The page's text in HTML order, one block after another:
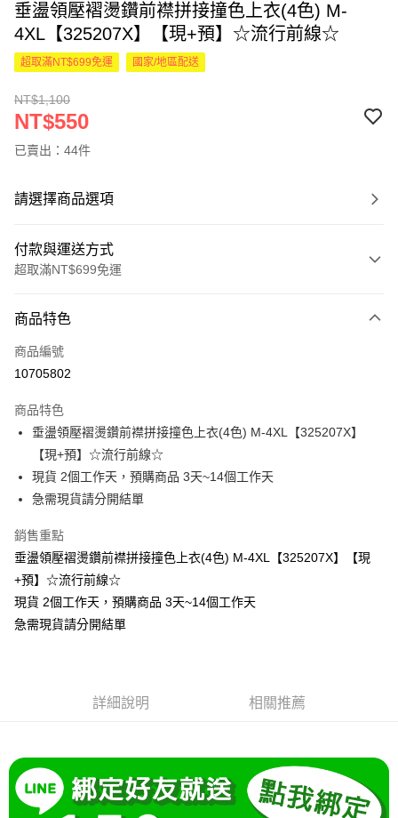
垂盪領壓褶燙鑽前襟拼接撞色上衣(4色) M-
4XL【325207X】【現+預】☆流行前線☆
超取滿NT$699免運 國家/地區配送
NT$1,100
NT$550
已賣出：44件
請選擇商品選項
付款與運送方式
超取滿NT$699免運
信用卡一次付款
超商取貨付款
Apple Pay
街口支付
悠遊付
Google Pay
全支付
大哥付你分期
2.付款方式選擇「大哥付你分期」，訂單成立後會自動跳轉到大哥付的交易
4.訂單成立30分鐘內，如未前往確認交易或遇審核未通過，訂單將自動取
消。如遇「轉專審核」未通過狀況，表示未達大哥付你分期系統評分，恕無
法說明評估內容。
【繳款方式說明】
１．簡單：不需註冊會員、不需綁卡、不需儲值。
２．便利：只要手機號碼，簡訊認證，即可結帳。
３．安心：先確認商品／服務後，再付款。
相關說明
「Hami Point」為中華電信所提供之點數服務，可於會員專區綁定中華電信
會員帳號後，即可在購物車使用 Hami Point 折抵消費金額 (1點等於1元)。
ATM付款
商品特色
商品編號
10705802
商品特色
垂盪領壓褶燙鑽前襟拼接撞色上衣(4色) M-4XL【325207X】
【現+預】☆流行前線☆
現貨 2個工作天，預購商品 3天~14個工作天
急需現貨請分開結單
銷售重點
垂盪領壓褶燙鑽前襟拼接撞色上衣(4色) M-4XL【325207X】【現
+預】☆流行前線☆
現貨 2個工作天，預購商品 3天~14個工作天
急需現貨請分開結單
詳細說明 相關推薦